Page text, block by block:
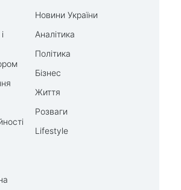
Новини України
Аналітика
Політика
Бізнес
Життя
Розваги
Lifestyle